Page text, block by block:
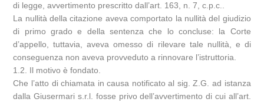
di legge, avvertimento prescritto dall’art. 163, n. 7, c.p.c..
La nullità della citazione aveva comportato la nullità del giudizio
di primo grado e della sentenza che lo concluse: la Corte
d’appello, tuttavia, aveva omesso di rilevare tale nullità, e di
conseguenza non aveva provveduto a rinnovare l’istruttoria.
1.2. Il motivo è fondato.
Che l’atto di chiamata in causa notificato al sig. Z.G. ad istanza
dalla Giusermari s.r.l. fosse privo dell’avvertimento di cui all’art.